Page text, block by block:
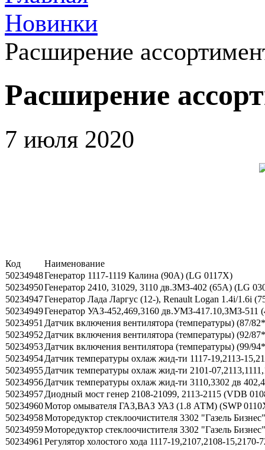
Новинки
Расширение
Расширение
7 июля 2020
Код
Наименование
50234948Генератор 1117-1119 Калина (90А) (LG 0117X)
50234950Генератор 2410, 31029, 3110 дв.ЗМЗ-402 (65A) (LG
50234947Генератор Лада Ларгус (12-), Renault Logan 1.4i/1.6i
50234949Генератор УАЗ-452,469,3160 дв.УМЗ-417.10,ЗМЗ-511
50234951 Датчик включения вентилятора (температуры) (87/
50234952 Датчик включения вентилятора (температуры) (92/
50234953Датчик включения вентилятора (температуры) (99/
50234954Датчик температуры охлаж жид-ти 1117-19,2113-
50234955Датчик температуры охлаж жид-ти 2101-
50234956Датчик температуры охлаж жид-ти 3110,3302 дв
50234957Диодный мост генер 2108-21099, 2113-2115 (VDB
50234960Мотор омывателя ГАЗ,ВАЗ УАЗ (1.8 АТМ) (SWP
50234958Моторедуктор стеклоочистителя 3302 "Газель
50234959Моторедуктор стеклоочистителя 3302 "Газель
50234961 Регулятор холостого хода 1117-19,2107,2108-